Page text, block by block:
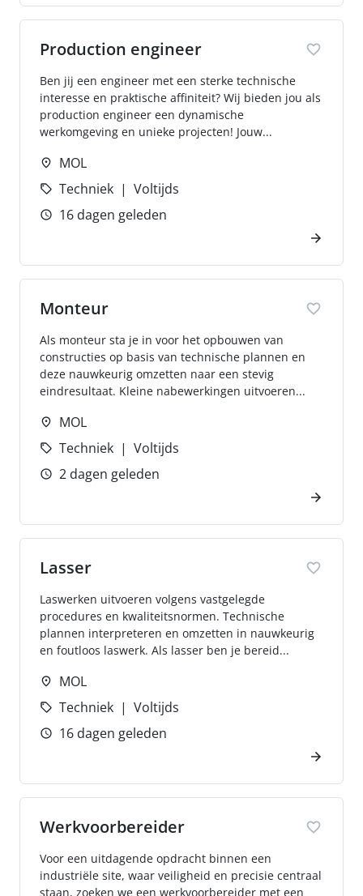
Production engineer
Ben jij een engineer met een sterke technische
interesse en praktische affiniteit? Wij bieden jou als
production engineer een dynamische
werkomgeving en unieke projecten! Jouw...
MOL
Techniek
Voltijds
16 dagen geleden
Monteur
Als monteur sta je in voor het opbouwen van
constructies op basis van technische plannen en
deze nauwkeurig omzetten naar een stevig
eindresultaat. Kleine nabewerkingen uitvoeren...
MOL
Techniek
Voltijds
2 dagen geleden
Lasser
Laswerken uitvoeren volgens vastgelegde
procedures en kwaliteitsnormen. Technische
plannen interpreteren en omzetten in nauwkeurig
en foutloos laswerk. Als lasser ben je bereid...
MOL
Techniek
Voltijds
16 dagen geleden
Werkvoorbereider
Voor een uitdagende opdracht binnen een
industriële site, waar veiligheid en precisie centraal
staan, zoeken we een werkvoorbereider met een